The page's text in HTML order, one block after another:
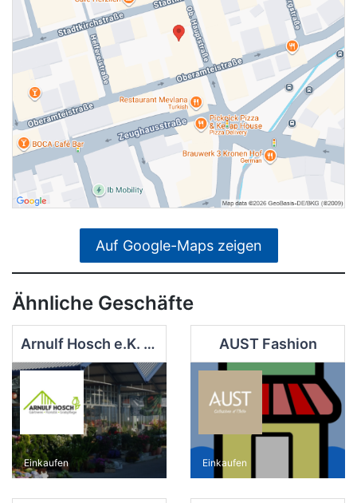
Auf Google-Maps zeigen
Ähnliche Geschäfte
Arnulf Hosch e.K. Gärtnerei
Einkaufen
AUST Fashion
Einkaufen